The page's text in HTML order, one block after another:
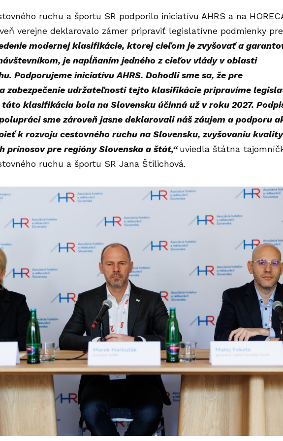
ruchu a športu SR podporilo iniciatívu AHRS a na
verejne deklarovalo zámer pripraviť legislatívne podmienky
modernej klasifikácie, ktorej cieľom je zvyšovať a
je napĺňaním jedného z cieľov vlády v oblasti
Podporujeme iniciatívu AHRS. Dohodli sme sa, že pre
zabezpečenie udržateľnosti tejto klasifikácie pripravíme
klasifikácia bola na Slovensku účinná už v roku 2027.
sme zároveň jasne deklarovali náš záujem a podporu
k rozvoju cestovného ruchu na Slovensku, zvyšovaniu
prínosov pre regióny Slovenska a štát,“uviedla štátna
ruchu a športu SR Jana Štilichová.